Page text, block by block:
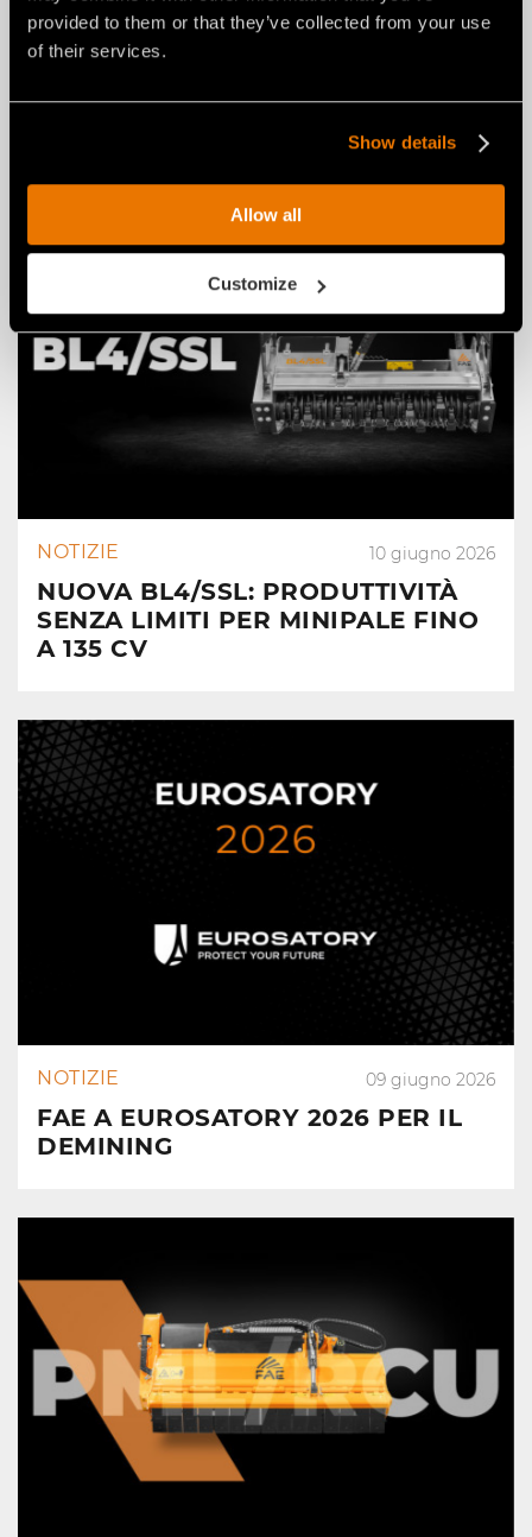
provided to them or that they’ve collected from your use
of their services.
Show details
Allow all
Customize
FAE RINNOVA LA FRESA
STRADALE RPL/SSL PER MINIPALA:
DAL NUOVO LAYOUT COMPATTO
NOTIZIE 10 giugno 2026
NUOVA BL4/SSL: PRODUTTIVITÀ
SENZA LIMITI PER MINIPALE FINO
A 135 CV
NOTIZIE 09 giugno 2026
FAE A EUROSATORY 2026 PER IL
DEMINING